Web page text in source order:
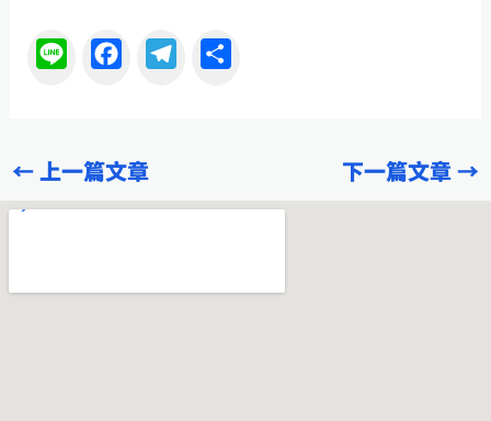
b
o
r
←上一篇文章 下一篇文章→